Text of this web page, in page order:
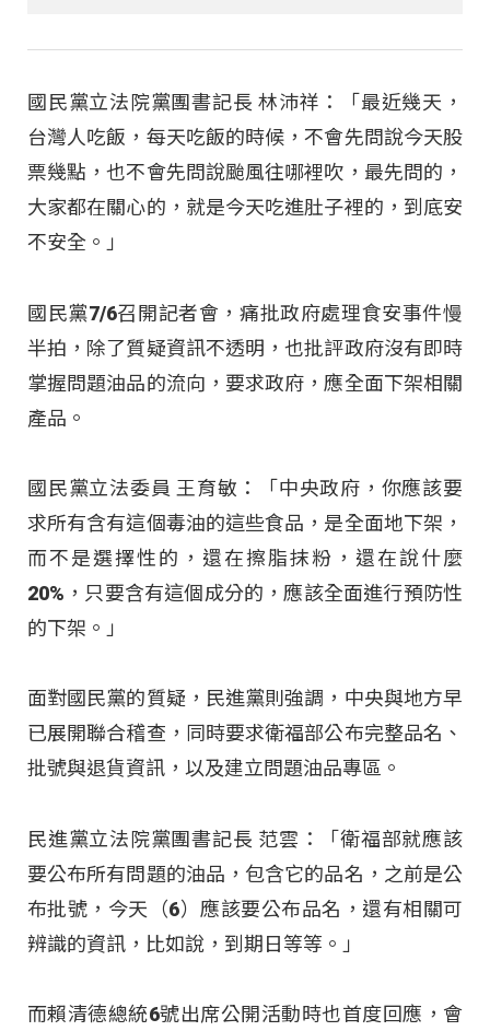
國民黨立法院黨團書記長 林沛祥：「最近幾天，
台灣人吃飯，每天吃飯的時候，不會先問說今天股
票幾點，也不會先問說颱風往哪裡吹，最先問的，
大家都在關心的，就是今天吃進肚子裡的，到底安
不安全。」
國民黨7/6召開記者會，痛批政府處理食安事件慢
半拍，除了質疑資訊不透明，也批評政府沒有即時
掌握問題油品的流向，要求政府，應全面下架相關
產品。
國民黨立法委員 王育敏：「中央政府，你應該要
求所有含有這個毒油的這些食品，是全面地下架，
而不是選擇性的，還在擦脂抹粉，還在說什麼
20%，只要含有這個成分的，應該全面進行預防性
的下架。」
面對國民黨的質疑，民進黨則強調，中央與地方早
已展開聯合稽查，同時要求衛福部公布完整品名、
批號與退貨資訊，以及建立問題油品專區。
民進黨立法院黨團書記長 范雲：「衛福部就應該
要公布所有問題的油品，包含它的品名，之前是公
布批號，今天（6）應該要公布品名，還有相關可
辨識的資訊，比如說，到期日等等。」
而賴清德總統6號出席公開活動時也首度回應，會